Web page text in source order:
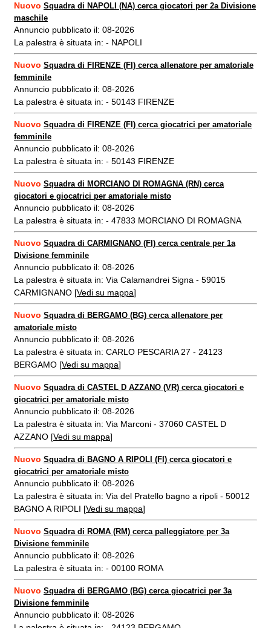
Nuovo Squadra di NAPOLI (NA) cerca giocatori per 2a Divisione
maschile
Annuncio pubblicato il: 08-2026
La palestra è situata in: - NAPOLI
Nuovo Squadra di FIRENZE (FI) cerca allenatore per amatoriale
femminile
Annuncio pubblicato il: 08-2026
La palestra è situata in: - 50143 FIRENZE
Nuovo Squadra di FIRENZE (FI) cerca giocatrici per amatoriale
femminile
Annuncio pubblicato il: 08-2026
La palestra è situata in: - 50143 FIRENZE
Nuovo Squadra di MORCIANO DI ROMAGNA (RN) cerca
giocatori e giocatrici per amatoriale misto
Annuncio pubblicato il: 08-2026
La palestra è situata in: - 47833 MORCIANO DI ROMAGNA
Nuovo Squadra di CARMIGNANO (FI) cerca centrale per 1a
Divisione femminile
Annuncio pubblicato il: 08-2026
La palestra è situata in: Via Calamandrei Signa - 59015
CARMIGNANO [Vedi su mappa]
Nuovo Squadra di BERGAMO (BG) cerca allenatore per
amatoriale misto
Annuncio pubblicato il: 08-2026
La palestra è situata in: CARLO PESCARIA 27 - 24123
BERGAMO [Vedi su mappa]
Nuovo Squadra di CASTEL D AZZANO (VR) cerca giocatori e
giocatrici per amatoriale misto
Annuncio pubblicato il: 08-2026
La palestra è situata in: Via Marconi - 37060 CASTEL D
AZZANO [Vedi su mappa]
Nuovo Squadra di BAGNO A RIPOLI (FI) cerca giocatori e
giocatrici per amatoriale misto
Annuncio pubblicato il: 08-2026
La palestra è situata in: Via del Pratello bagno a ripoli - 50012
BAGNO A RIPOLI [Vedi su mappa]
Nuovo Squadra di ROMA (RM) cerca palleggiatore per 3a
Divisione femminile
Annuncio pubblicato il: 08-2026
La palestra è situata in: - 00100 ROMA
Nuovo Squadra di BERGAMO (BG) cerca giocatrici per 3a
Divisione femminile
Annuncio pubblicato il: 08-2026